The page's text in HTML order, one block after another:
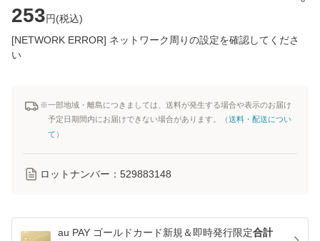
253円(税込)
[NETWORK ERROR] ネットワーク周りの設定を確認してくださ
い
※一部地域・離島につきましては、送料が発生する場合や表示のお届け
予定日期間内にお届けできない場合があります。（送料・配送につい
て ）
ロットナンバー： 529883148
au PAY ゴールドカード新規＆即時発行限定合計